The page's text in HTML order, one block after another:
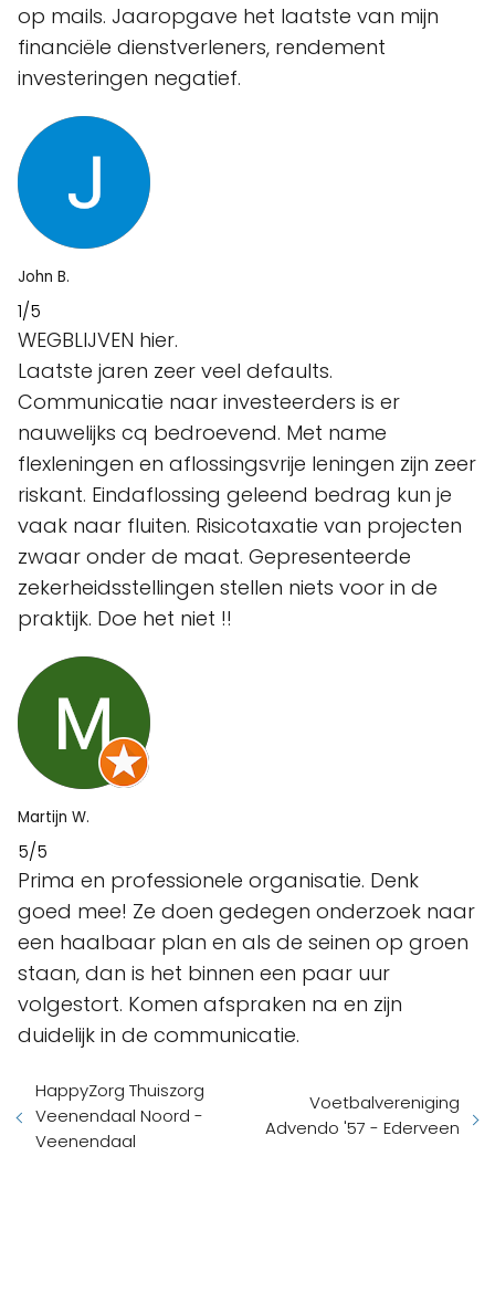
op mails. Jaaropgave het laatste van mijn
financiële dienstverleners, rendement
investeringen negatief.
John B.
1/5
WEGBLIJVEN hier.
Laatste jaren zeer veel defaults.
Communicatie naar investeerders is er
nauwelijks cq bedroevend. Met name
flexleningen en aflossingsvrije leningen zijn zeer
riskant. Eindaflossing geleend bedrag kun je
vaak naar fluiten. Risicotaxatie van projecten
zwaar onder de maat. Gepresenteerde
zekerheidsstellingen stellen niets voor in de
praktijk. Doe het niet !!
Martijn W.
5/5
Prima en professionele organisatie. Denk
goed mee! Ze doen gedegen onderzoek naar
een haalbaar plan en als de seinen op groen
staan, dan is het binnen een paar uur
volgestort. Komen afspraken na en zijn
duidelijk in de communicatie.
HappyZorg Thuiszorg
Veenendaal Noord -
Veenendaal
Voetbalvereniging
Advendo '57 - Ederveen